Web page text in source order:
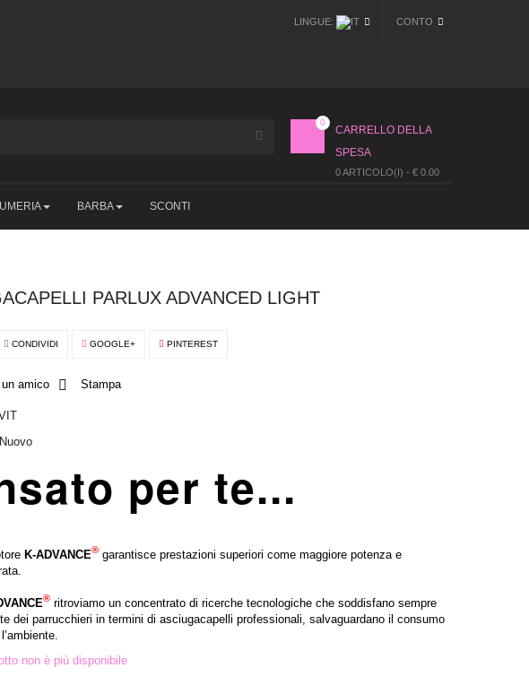
CONTO
LINGUE:
CARRELLO DELLA
SPESA
0 ARTICOLO(I) - € 0.00
0
BARBA SCONTI
PARLUX ADVANCED LIGHT
CONDIVIDI GOOGLE+ PINTEREST
un amico Stampa
Nuovo
per te...
K-ADVANCE® garantisce prestazioni superiori come maggiore potenza e
® ritroviamo un concentrato di ricerche tecnologiche che soddisfano sempre
dei parrucchieri in termini di asciugacapelli professionali, salvaguardano il consumo
non è più disponibile